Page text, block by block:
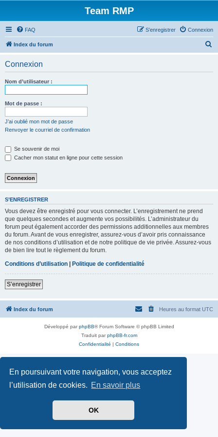
En poursuivant votre navigation, vous acceptez
l’utilisation de cookies. En savoir plus
OK
Team RMP
FAQ Connexion
S’enregistrer
Index du forum
Connexion
Nom d’utilisateur :
Mot de passe :
J’ai oublié mon mot de passe
Renvoyer le courriel de confirmation
Se souvenir de moi
Cacher mon statut en ligne pour cette session
S’ENREGISTRER
Vous devez être enregistré pour vous connecter. L’enregistrement ne prend
que quelques secondes et augmente vos possibilités. L’administrateur du
forum peut également accorder des permissions additionnelles aux membres
du forum. Avant de vous enregistrer, assurez-vous d’avoir pris connaissance
de nos conditions d’utilisation et de notre politique de vie privée. Assurez-vous
de bien lire tout le règlement du forum.
Conditions d’utilisation | Politique de confidentialité
S’enregistrer
Index du forum Heures au format UTC
Développé parphpBB® Forum Software © phpBB Limited
Traduit parphpBB-fr.com
Confidentialité | Conditions